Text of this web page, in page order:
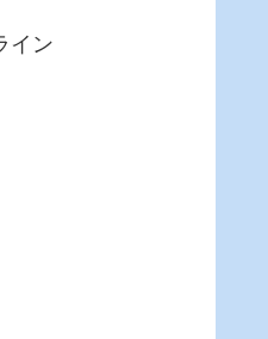
イン